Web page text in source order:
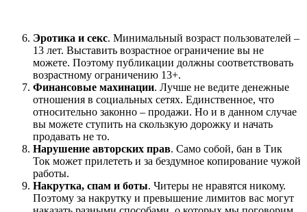
Эротика и секс. Минимальный возраст пользователей –
13 лет. Выставить возрастное ограничение вы не
можете. Поэтому публикации должны соответствовать
возрастному ограничению 13+.
Финансовые махинации. Лучше не ведите денежные
отношения в социальных сетях. Единственное, что
относительно законно – продажи. Но и в данном случае
вы можете ступить на скользкую дорожку и начать
продавать не то.
Нарушение авторских прав. Само собой, бан в Тик
Ток может прилететь и за бездумное копирование чужой
работы.
Накрутка, спам и боты. Читеры не нравятся никому.
Поэтому за накрутку и превышение лимитов вас могут